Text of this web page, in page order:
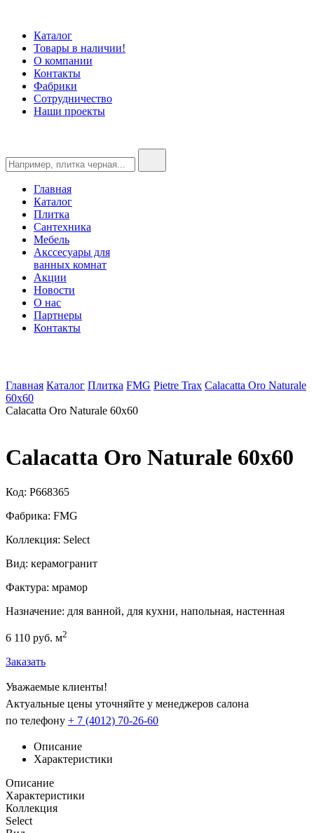
Каталог
Товары в наличии!
О компании
Контакты
Фабрики
Сотрудничество
Наши проекты
Главная
Каталог
Плитка
Сантехника
Мебель
Акссесуары для
ванных комнат
Акции
Новости
О нас
Партнеры
Контакты
Главная Каталог Плитка FMG Pietre Trax Calacatta Oro Naturale
60x60
Calacatta Oro Naturale 60x60
Calacatta Oro Naturale 60x60
Код: P668365
Фабрика: FMG
Коллекция: Select
Вид: керамогранит
Фактура: мрамор
Назначение: для ванной, для кухни, напольная, настенная
6 110 руб. м2
Заказать
Уважаемые клиенты!
Актуальные цены уточняйте у менеджеров салона
по телефону + 7 (4012) 70-26-60
Описание
Характеристики
Описание
Характеристики
Коллекция
Select